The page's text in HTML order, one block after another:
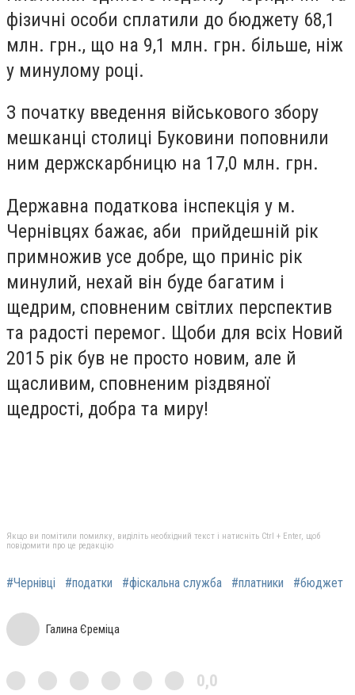
фізичні особи сплатили до бюджету 68,1
млн. грн., що на 9,1 млн. грн. більше, ніж
у минулому році.
З початку введення військового збору
мешканці столиці Буковини поповнили
ним держскарбницю на 17,0 млн. грн.
Державна податкова інспекція у м.
Чернівцях бажає, аби прийдешній рік
примножив усе добре, що приніс рік
минулий, нехай він буде багатим і
щедрим, сповненим світлих перспектив
та радості перемог. Щоби для всіх Новий
2015 рік був не просто новим, але й
щасливим, сповненим різдвяної
щедрості, добра та миру!
Якщо ви помітили помилку, виділіть необхідний текст і натисніть Ctrl + Enter, щоб
повідомити про це редакцію
#Чернівці #податки #фіскальна служба #платники #бюджет
Галина Єреміца
0,0